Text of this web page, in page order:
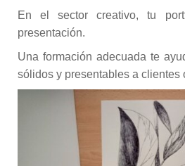
En el sector creativo, tu
presentación.
Una formación adecuada te
sólidos y presentables a clientes